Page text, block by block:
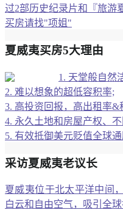
过2部历史纪录片和『旅游
买房请找"项姐"
夏威夷买房5大理由
1. 天堂般自然
2. 难以想象的超低容积率;
3. 高投资回报，高出租率&
4. 永久土地和房屋产权、
5. 有效抵御美元贬值全球通
采访夏威夷老议长
夏威夷位于北太平洋中间
白云和自由空气，吸引全